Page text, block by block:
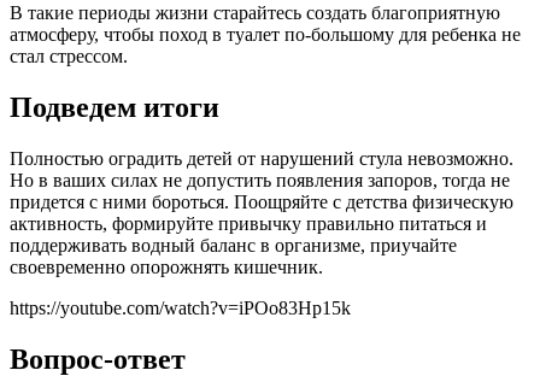
В такие периоды жизни старайтесь создать благоприятную
атмосферу, чтобы поход в туалет по-большому для ребенка не
стал стрессом.
Подведем итоги
Полностью оградить детей от нарушений стула невозможно.
Но в ваших силах не допустить появления запоров, тогда не
придется с ними бороться. Поощряйте с детства физическую
активность, формируйте привычку правильно питаться и
поддерживать водный баланс в организме, приучайте
своевременно опорожнять кишечник.
https://youtube.com/watch?v=iPOo83Hp15k
Вопрос-ответ